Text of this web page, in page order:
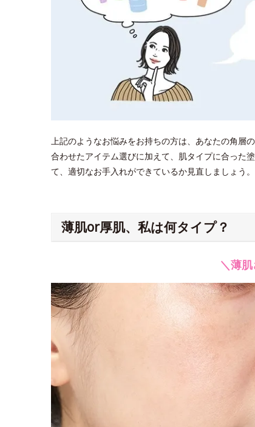
上記のようなお悩みをお持ちの方は、あなたの角
合わせたアイテム選びに加えて、肌タイプに合った
て、適切なお手入れができているか見直しましょう。
薄肌or厚肌、私は何タイプ？
＼薄